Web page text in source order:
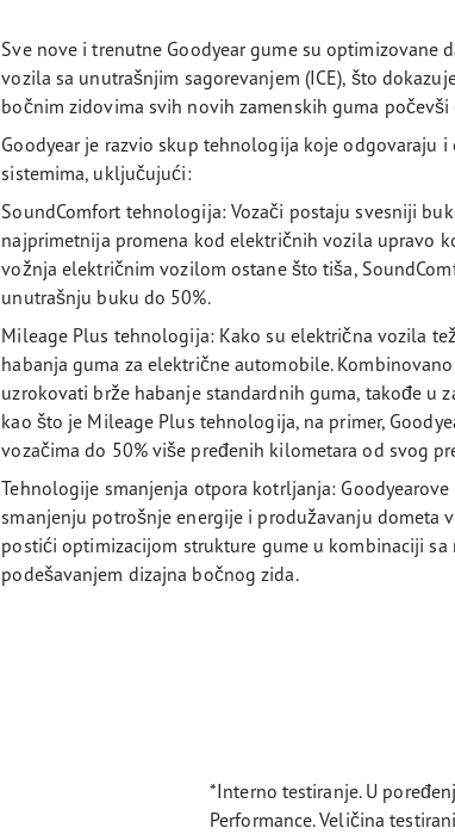
Sve nove i trenutne Goodyear gume su optimizovane
vozila sa unutrašnjim sagorevanjem (ICE), što
bočnim zidovima svih novih zamenskih guma
Goodyear je razvio skup tehnologija koje odgovaraju
sistemima, uključujući:
SoundComfort tehnologija: Vozači postaju svesniji
najprimetnija promena kod električnih vozila upravo
vožnja električnim vozilom ostane što tiša,
unutrašnju buku do 50%.
Mileage Plus tehnologija: Kako su električna vozila
habanja guma za električne automobile.
uzrokovati brže habanje standardnih guma, takođe u
kao što je Mileage Plus tehnologija, na primer,
vozačima do 50% više pređenih kilometara od svog
Tehnologije smanjenja otpora kotrljanja:
smanjenju potrošnje energije i produžavanju dometa
postići optimizacijom strukture gume u kombinaciji
podešavanjem dizajna bočnog zida.
*Interno testiranje. U
Performance. Veličina